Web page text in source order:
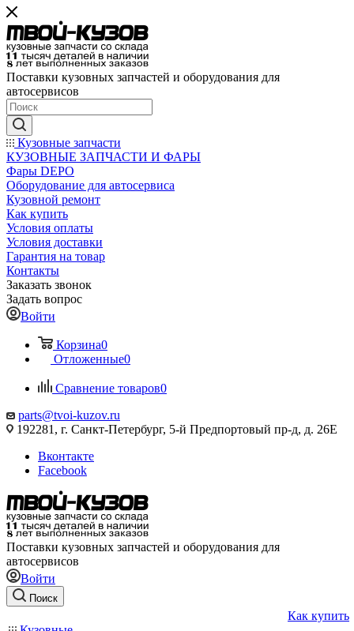
Поставки кузовных запчастей и оборудования для
автосервисов
Кузовные запчасти
КУЗОВНЫЕ ЗАПЧАСТИ И ФАРЫ
Фары DEPO
Оборудование для автосервиса
Кузовной ремонт
Как купить
Условия оплаты
Условия доставки
Гарантия на товар
Контакты
Заказать звонок
Задать вопрос
Войти
Корзина0
Отложенные0
Сравнение товаров0
parts@tvoi-kuzov.ru
192281, г. Санкт-Петербург, 5-й Предпортовый пр-д, д. 26Е
Вконтакте
Facebook
Поставки кузовных запчастей и оборудования для
автосервисов
Войти
Поиск
Как купить